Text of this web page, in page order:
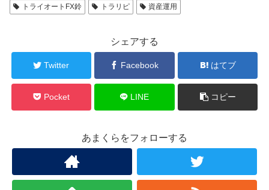
トライオートFX鈴
トラリピ 資産運用
シェアする
Twitter Facebook はてブ
Pocket LINE コピー
あまくらをフォローする